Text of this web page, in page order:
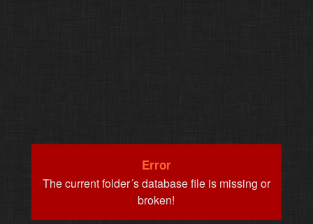
Error
The current folder´s database file is missing or
broken!